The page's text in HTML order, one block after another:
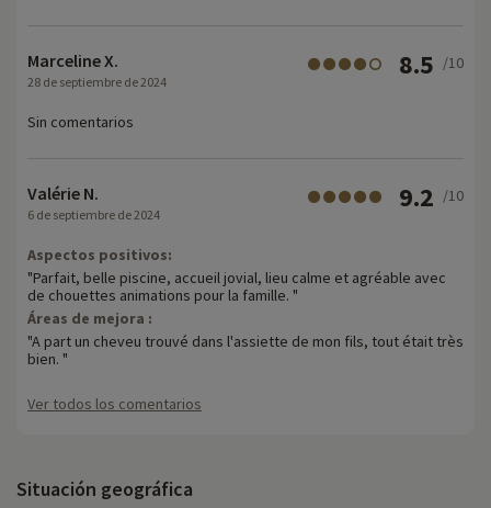
Marceline X.
28 de septiembre de 2024
8.5 /10
Sin comentarios
Valérie N.
6 de septiembre de 2024
9.2 /10
Aspectos positivos:
"Parfait, belle piscine, accueil jovial, lieu calme et agréable avec
de chouettes animations pour la famille. "
Áreas de mejora :
"A part un cheveu trouvé dans l'assiette de mon fils, tout était très
bien. "
Ver todos los comentarios
Situación geográfica